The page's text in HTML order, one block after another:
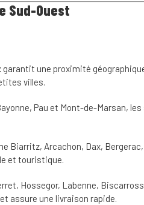
Sud-Ouest
garantit une proximité
villes.
Pau et Mont-de-Marsan,
Biarritz, Arcachon, Dax,
et touristique.
Hossegor, Labenne,
assure une livraison rapide.